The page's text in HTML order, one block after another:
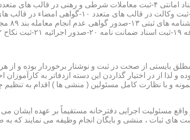
۶-ثبت معاملات اموال غیر منقول ۷-ثبت وصیت در قالبهای عهدی و تکمیلی ۸-ثبت اقرارنامه در
بایستی از صحت در ثبت و نوشتار برخوردار بوده و از
در اختیار گذاردن این دسته ازدفاتر به کارآموزان
و با نظارت کامل مسئولین ( منشی ها ) اقدام به
در واقع مسئولیت اجرایی دفترخانه مستقیماً بر عهده ایشان
های ثبات ، منشی و بایگان انجام وظیفه می نمایند که